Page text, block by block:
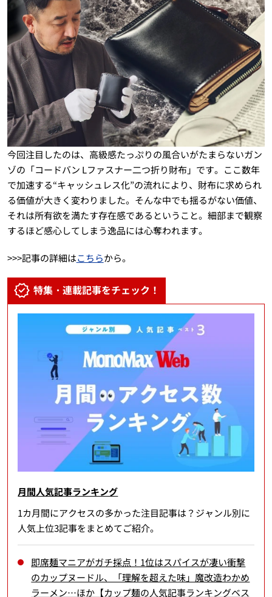
今回注目したのは、高級感たっぷりの風合いがたまらないガン
ゾの「コードバン Lファスナー二つ折り財布」です。ここ数年
で加速する“キャッシュレス化”の流れにより、財布に求められ
る価値が大きく変わりました。そんな中でも揺るがない価値、
それは所有欲を満たす存在感であるということ。細部まで観察
するほど感心してしまう逸品には心奪われます。
>>>記事の詳細はこちらから。
特集・連載記事をチェック！
月間人気記事ランキング
1カ月間にアクセスの多かった注目記事は？ジャンル別に
人気上位3記事をまとめてご紹介。
即席麺マニアがガチ採点！1位はスパイスが凄い衝撃
のカップヌードル、「理解を超えた味」魔改造わかめ
ラーメン…ほか【カップ麺の人気記事ランキングベス